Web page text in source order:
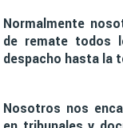
Normalmente
de remate todos
despacho hasta la
Nosotros nos